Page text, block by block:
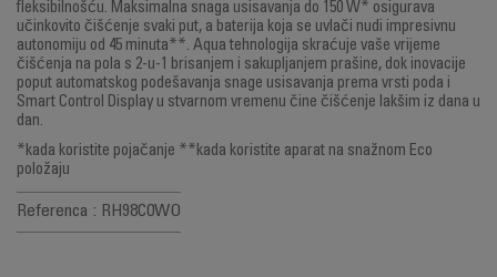
fleksibilnošću. Maksimalna snaga usisavanja do 150 W* osigurava
učinkovito čišćenje svaki put, a baterija koja se uvlači nudi impresivnu
autonomiju od 45 minuta**. Aqua tehnologija skraćuje vaše vrijeme
čišćenja na pola s 2-u-1 brisanjem i sakupljanjem prašine, dok inovacije
poput automatskog podešavanja snage usisavanja prema vrsti poda i
Smart Control Display u stvarnom vremenu čine čišćenje lakšim iz dana u
dan.
*kada koristite pojačanje **kada koristite aparat na snažnom Eco
položaju
Referenca : RH98C0WO